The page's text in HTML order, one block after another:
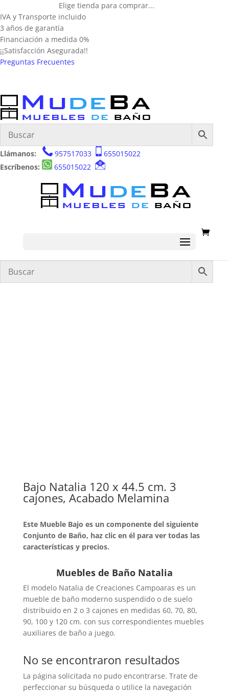
Elige tienda para comprar...
IVA y Transporte incluido
3 años de garantía
Financiación a medida 0%
¡¡Satisfacción Asegurada!!
Preguntas Frecuentes
Llámanos: 957517033
655015022
Escríbenos:
655015022
Bajo Natalia 120 x 44.5 cm. 3
cajones, Acabado Melamina
Este Mueble Bajo es un componente del siguiente
Conjunto de Baño, haz clic en él para ver todas las
características y precios.
Muebles de Baño Natalia
El modelo Natalia de Creaciones Campoaras es un
mueble de baño moderno suspendido o de suelo
distribuido en 2 o 3 cajones en medidas 60, 70, 80,
90, 100 y 120 cm. con sus correspondientes muebles
auxiliares de baño a juego.
No se encontraron resultados
La página solicitada no pudo encontrarse. Trate de
perfeccionar su búsqueda o utilice la navegación